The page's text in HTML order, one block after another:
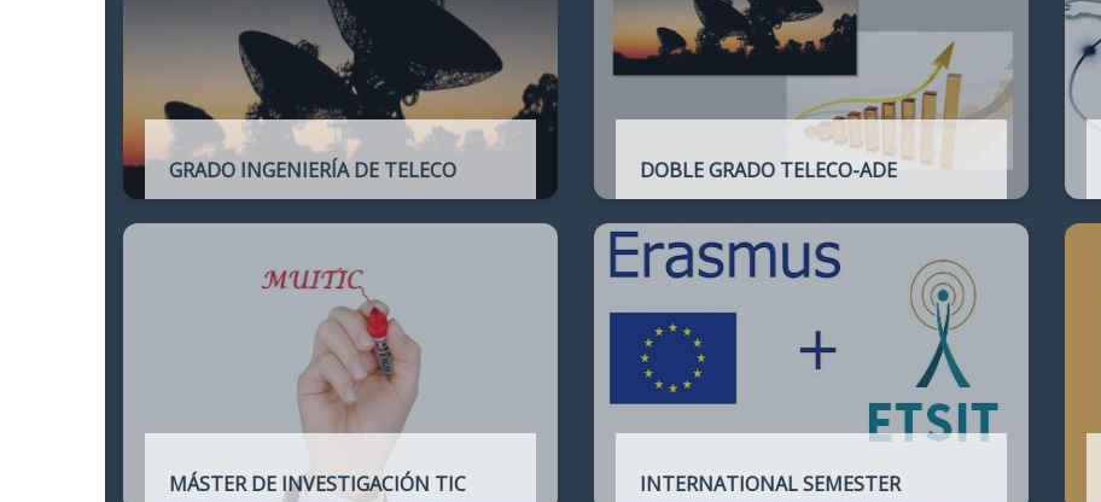
GRADO INGENIERÍA DE TELECO DOBLE GRADO TELECO-ADE
Ingeniería de Telecomunicación con la de
Administración y Dirección de Empresas
MÁSTER DE INVESTIGACIÓN TIC INTERNATIONAL SEMESTER